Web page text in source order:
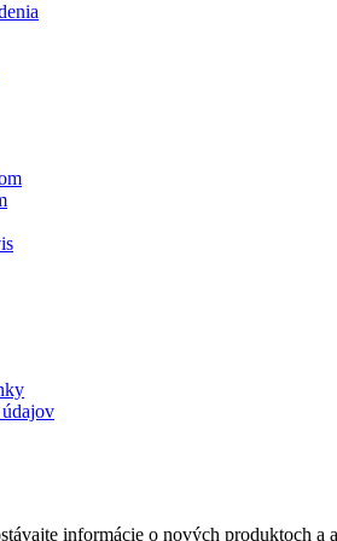
informácie o nových produktoch a